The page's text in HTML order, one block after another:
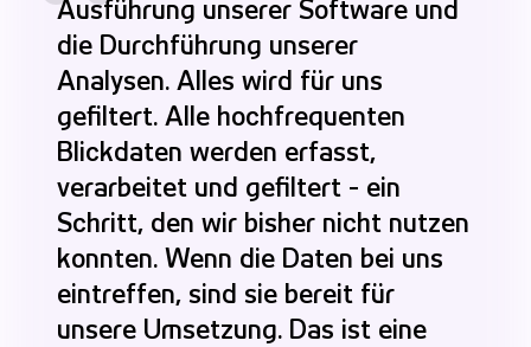
Ausführung unserer Software und
die Durchführung unserer
Analysen. Alles wird für uns
gefiltert. Alle hochfrequenten
Blickdaten werden erfasst,
verarbeitet und gefiltert - ein
Schritt, den wir bisher nicht nutzen
konnten. Wenn die Daten bei uns
eintreffen, sind sie bereit für
unsere Umsetzung. Das ist eine